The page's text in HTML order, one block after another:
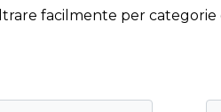
facilmente per